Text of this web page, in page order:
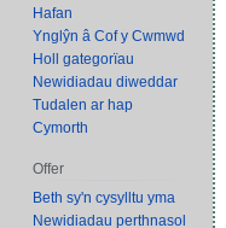
Hafan
Ynglŷn â Cof y Cwmwd
Holl gategorïau
Newidiadau diweddar
Tudalen ar hap
Cymorth
Offer
Beth sy'n cysylltu yma
Newidiadau perthnasol